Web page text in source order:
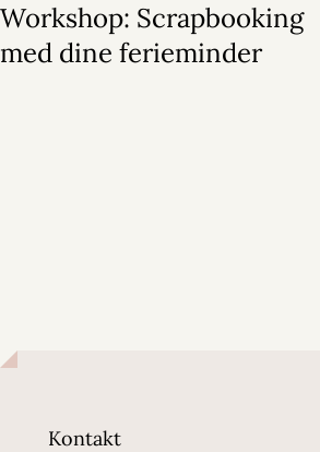
Workshop: Scrapbooking
med dine ferieminder
Kontakt